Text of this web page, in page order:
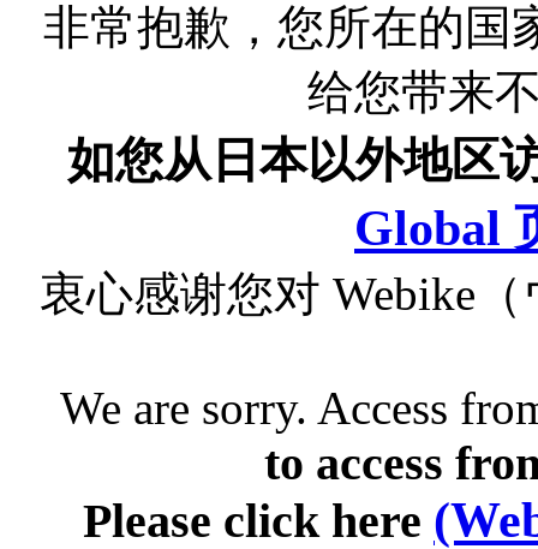
非常抱歉，您所在的国
给您带来
如您从日本以外地区
Global
衷心感谢您对 Webike
We are sorry. Access
to access
Please click here